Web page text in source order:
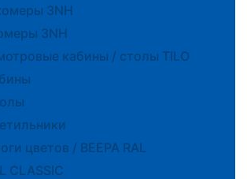
3NH
3NH
кабины / столы TILO
цветов / BEEPA RAL
CLASSIC